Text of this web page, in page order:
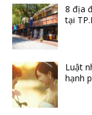
8 địa
tại
Luật
hạnh